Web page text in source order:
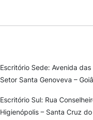
Escritório Sede: Avenida
Setor Santa Genoveva –
Escritório Sul: Rua
Higienópolis – Santa Cruz do